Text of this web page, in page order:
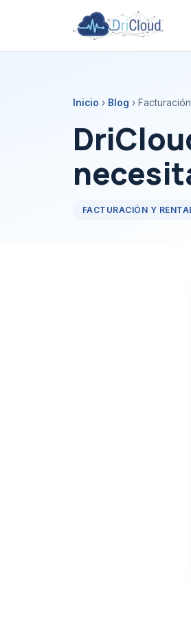
Inicio › Blog ›
FACTURACIÓN Y